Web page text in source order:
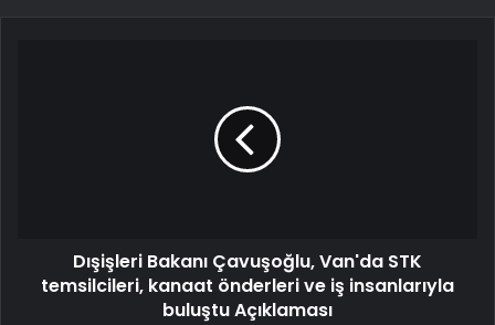
Dışişleri Bakanı Çavuşoğlu, Van'da STK
temsilcileri, kanaat önderleri ve iş insanlarıyla
buluştu Açıklaması